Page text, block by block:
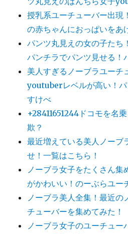
授乳系ユーチューバー出現
の赤ちゃんにおっぱいをあ
パンツ丸見えの女の子たち
パンチラでパンツ見せる！
美人すぎるノーブラユーチ
youtuberレベルが高い！
すけべ
+28411651244ドコモを名
欺？
最近増えている美人ノー
せ！一覧はこちら！
ノーブラ女子をたくさん集
がかわいい！のーぶらユ
ノーブラ美人全集！最近
チューバーを集めてみた！
ノーブラ女子のユーチュー